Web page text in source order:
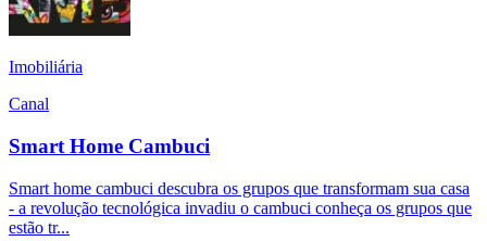
Imobiliária
Canal
Smart Home Cambuci
Smart home cambuci descubra os grupos que transformam sua casa
- a revolução tecnológica invadiu o cambuci conheça os grupos que
estão tr...